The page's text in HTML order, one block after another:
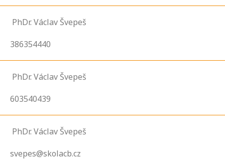
PhDr. Václav Švepeš
386354440
PhDr. Václav Švepeš
603540439
PhDr. Václav Švepeš
svepes@skolacb.cz